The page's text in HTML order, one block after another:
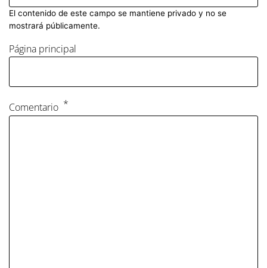
El contenido de este campo se mantiene privado y no se
mostrará públicamente.
Página principal
Comentario